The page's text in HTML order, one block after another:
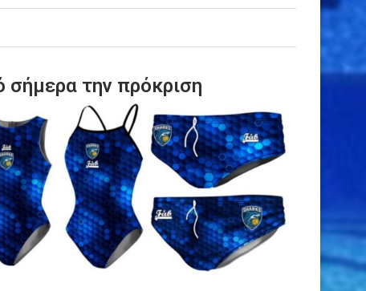
σήμερα την πρόκριση